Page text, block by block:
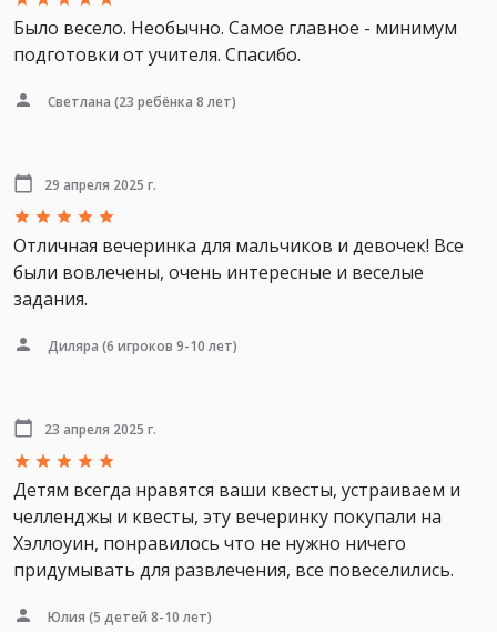
Было весело. Необычно. Самое главное - минимум
подготовки от учителя. Спасибо.
Светлана (23 ребёнка 8 лет)
29 апреля 2025 г.
Отличная вечеринка для мальчиков и девочек! Все
были вовлечены, очень интересные и веселые
задания.
Диляра (6 игроков 9-10 лет)
23 апреля 2025 г.
Детям всегда нравятся ваши квесты, устраиваем и
челленджы и квесты, эту вечеринку покупали на
Хэллоуин, понравилось что не нужно ничего
придумывать для развлечения, все повеселились.
Юлия (5 детей 8-10 лет)